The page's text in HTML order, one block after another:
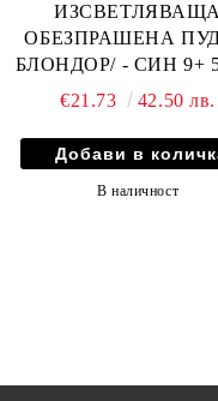
ИЗСВЕТЛЯВАЩА
ОБЕЗПРАШЕНА
БЛОНДОР/ - СИН 9+
€21.73
42.50 лв.
В наличност